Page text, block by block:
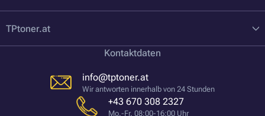
TPtoner.at
Kontaktdaten
info@tptoner.at
Wir antworten innerhalb von 24 Stunden
+43 670 308 2327
Mo.-Fr. 08:00-16:00 Uhr